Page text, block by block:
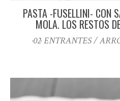
PASTA -FUSELLINI- CON
MOLA. LOS RESTOS
·02· ENTRANTES /